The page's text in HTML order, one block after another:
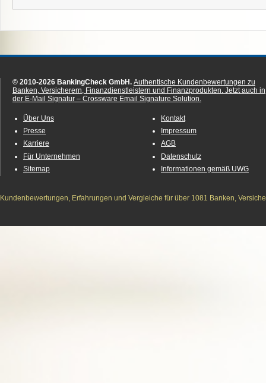
© 2010-2026 BankingCheck GmbH. Authentische Kundenbewertungen zu
Banken, Versicherern, Finanzdienstleistern und Finanzprodukten. Jetzt auch in
der E-Mail Signatur – Crossware Email Signature Solution.
Über Uns
Presse
Karriere
Für Unternehmen
Sitemap
Kontakt
Impressum
AGB
Datenschutz
Informationen gemäß UWG
Kundenbewertungen, Erfahrungen und Vergleiche für über 1081 Banken,